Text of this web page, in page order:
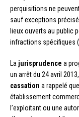
perquisitions ne
sauf exceptions
lieux ouverts au public
infractions spécifiques
La jurisprudence a
un arrêt du 24 avril
cassation a rappelé
établissement
l’exploitant ou une